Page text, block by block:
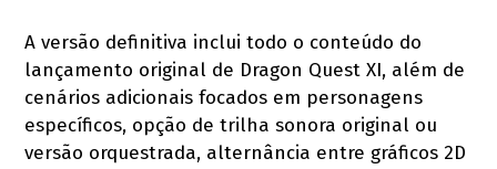
A versão definitiva inclui todo o conteúdo do
lançamento original de Dragon Quest XI, além de
cenários adicionais focados em personagens
específicos, opção de trilha sonora original ou
versão orquestrada, alternância entre gráficos 2D